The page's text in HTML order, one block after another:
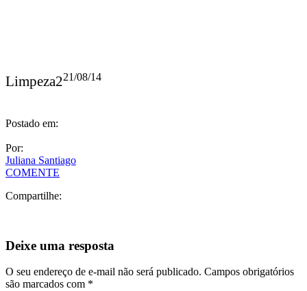
Limpeza221/08/14
Postado em:
Por:
Juliana Santiago
COMENTE
Compartilhe:
Deixe uma resposta
O seu endereço de e-mail não será publicado. Campos obrigatórios
são marcados com *